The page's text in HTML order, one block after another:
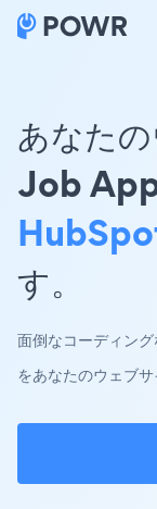
あなた
Job
す。
面倒なコーディン
をあなたのウェブサ